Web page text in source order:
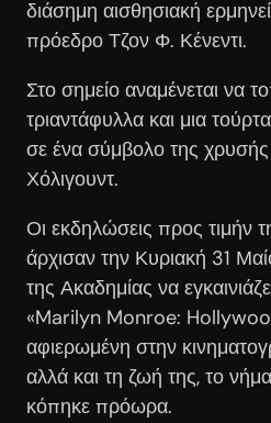
διάσημη αισθησιακή
πρόεδρο Τζον Φ. Κένεντι.
Στο σημείο αναμένεται να
τριαντάφυλλα και μια
σε ένα σύμβολο της
Χόλιγουντ.
Οι εκδηλώσεις προς τιμήν
άρχισαν την Κυριακή 31
της Ακαδημίας να
«Marilyn Monroe:
αφιερωμένη στην
αλλά και τη ζωή της, το
κόπηκε πρόωρα.